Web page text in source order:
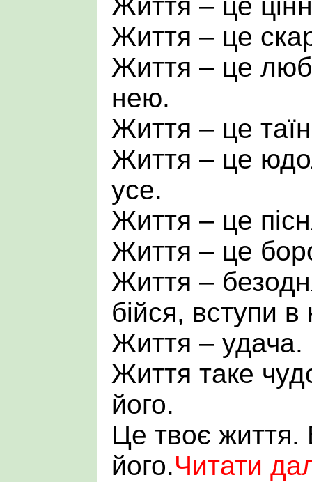
Життя – це
Життя – це
Життя – це
нею.
Життя – це
Життя – це
усе.
Життя – це
Життя – це
Життя –
бійся, вступи в
Життя –
Життя таке
його.
Це твоє життя.
його.Читати